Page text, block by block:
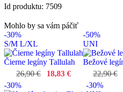
Id produktu: 7509
Mohlo by sa vám páčiť
-30%
S/M L/XL
Čierne legíny Tallulah
26,90 €
18,83 €
-50%
UNI
Bežové
22,90 €
-30%
-30%